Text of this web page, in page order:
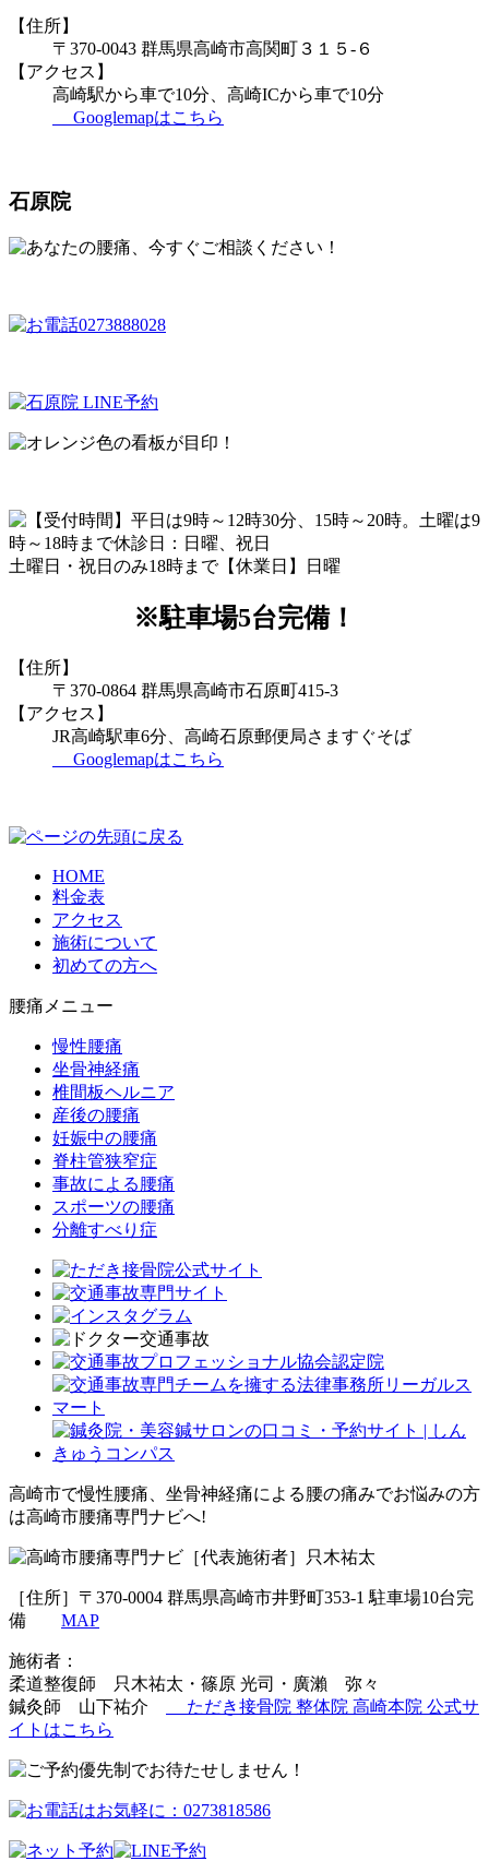
【住所】
〒370-0043 群馬県高崎市高関町３１５-６
【アクセス】
高崎駅から車で10分、高崎ICから車で10分
Googlemapはこちら
石原院
土曜日・祝日のみ18時まで【休業日】日曜
※駐車場5台完備！
【住所】
〒370-0864 群馬県高崎市石原町415-3
【アクセス】
JR高崎駅車6分、高崎石原郵便局さますぐそば
Googlemapはこちら
HOME
料金表
アクセス
施術について
初めての方へ
腰痛メニュー
慢性腰痛
坐骨神経痛
椎間板ヘルニア
産後の腰痛
妊娠中の腰痛
脊柱管狭窄症
事故による腰痛
スポーツの腰痛
分離すべり症
高崎市で慢性腰痛、坐骨神経痛による腰の痛みでお悩みの方
は高崎市腰痛専門ナビへ!
［代表施術者］只木祐太
［住所］〒370-0004 群馬県高崎市井野町353-1 駐車場10台完
備 MAP
施術者：
柔道整復師 只木祐太・篠原 光司・廣瀨 弥々
鍼灸師 山下祐介
ただき接骨院 整体院 高崎本院 公式サ
イトはこちら